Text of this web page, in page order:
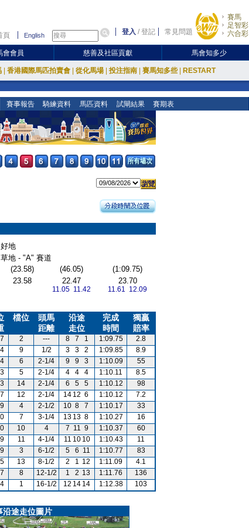
頁 English 登入 /登記 常見問題
賽馬
足智彩
六合彩
會會員 慈善及社區貢獻 馬會知多少
香港國際馬匹拍賣會 從化馬場 投注指南 賽馬知多些 RESTART
賽事報告 騎練資料 馬匹資料 試閘結果 賽期表
好地
草地 - "A" 賽道
(23.58) (46.05)
(1:09.75)
23.58 22.47
11.05 11.42
23.70
11.61 12.09
檔位
頭馬
距離
沿途
走位
完成
時間
獨贏
賠率
2 --- 8 7 1 1:09.75
2.8
9 1/2 3 3 2 1:09.85
8.9
6 2-1/4 9 9 3 1:10.09
55
5 2-1/4 4 4 4 1:10.11
8.5
14 2-1/4 6 5 5 1:10.12
98
12 2-1/4 14 12 6 1:10.12
7.2
4 2-1/2 10 8 7 1:10.17
33
7 3-1/4 13 13 8 1:10.27
16
10 4 7 11 9 1:10.37
60
11 4-1/4 11 10 10 1:10.43
11
3 6-1/2 5 6 11 1:10.77
83
13 8-1/2 2 1 12 1:11.09
4.1
8 12-1/2 1 2 13 1:11.76
136
1 16-1/2 12 14 14 1:12.38 103
沿途走位圖片